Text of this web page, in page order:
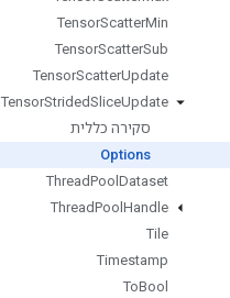
TensorScatterMin
TensorScatterSub
TensorScatterUpdate
TensorStridedSliceUpdate
סקירה כללית
Options
ThreadPool Dataset
ThreadPool Handle
Tile
Timestamp
ToBool